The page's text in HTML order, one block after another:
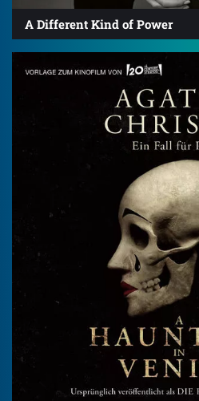
A Different Kind of Power